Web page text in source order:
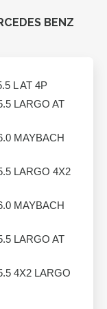
BENZ
L AT 4P
LARGO AT
MAYBACH
LARGO 4X2
MAYBACH
LARGO AT
4X2 LARGO